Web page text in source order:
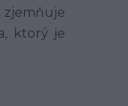
ktorý je